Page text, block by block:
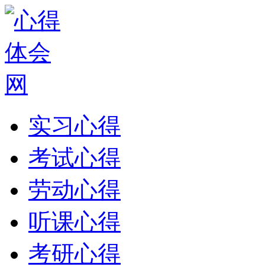
实习心得
考试心得
劳动心得
听课心得
考研心得